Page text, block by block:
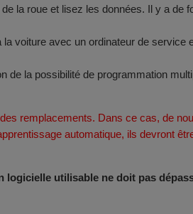
la roue et lisez les données. Il y a de
voiture avec un ordinateur de
de la possibilité de programmation
remplacements. Dans ce cas, de
automatique, ils devront
utilisable ne doit pas